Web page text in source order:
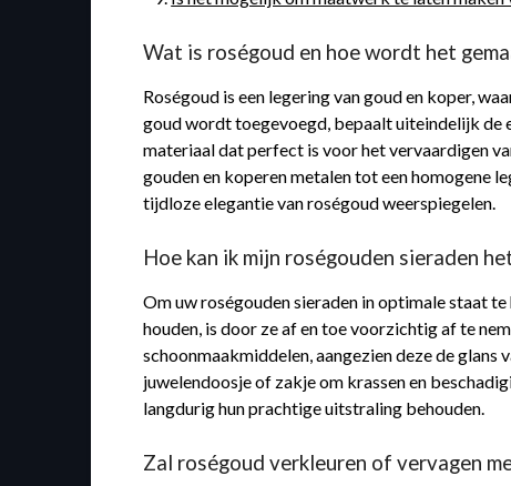
Wat is roségoud en hoe wordt het
Roségoud is een legering van goud en koper,
goud wordt toegevoegd, bepaalt uiteindelijk de
materiaal dat perfect is voor het vervaardigen
gouden en koperen metalen tot een homogene
tijdloze elegantie van roségoud weerspiegelen.
Hoe kan ik mijn roségouden sieraden
Om uw roségouden sieraden in optimale staat
houden, is door ze af en toe voorzichtig af te
schoonmaakmiddelen, aangezien deze de glans
juwelendoosje of zakje om krassen en
langdurig hun prachtige uitstraling behouden.
Zal roségoud verkleuren of vervagen